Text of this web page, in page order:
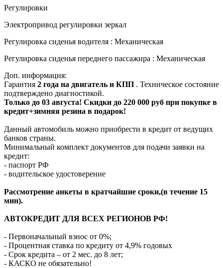
Регулировки
Электропривод регулировки зеркал
Регулировка сиденья водителя : Механическая
Регулировка сиденья переднего пассажира : Механическая
Доп. информация:
Гарантия 2 года на двигатель и КПП . Техническое состояние
подтверждено диагностикой.
Только до 03 августа! Скидки до 220 000 руб при покупке в
кредит+зимняя резина в подарок!
Данный автомобиль можно приобрести в кредит от ведущих
банков страны.
Минимальный комплект документов для подачи заявки на
кредит:
- паспорт РФ
- водительское удостоверение
Рассмотрение анкеты в кратчайшие сроки,(в течение 15
мин).
АВТОКРЕДИТ ДЛЯ ВСЕХ РЕГИОНОВ РФ!
- Первоначальный взнос от 0%;
- Процентная ставка по кредиту от 4,9% годовых
- Срок кредита – от 2 мес. до 8 лет;
- КАСКО не обязательно!